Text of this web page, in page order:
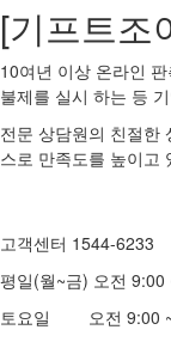
[기프트조
10여년 이상 온라인
불제를 실시 하는 등
전문 상담원의 친절한
스로 만족도를 높이고
고객센터 1544-6233
평일(월~금) 오전 9:00
토요일 오전 9:00 ~